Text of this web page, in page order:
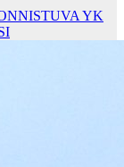
YK